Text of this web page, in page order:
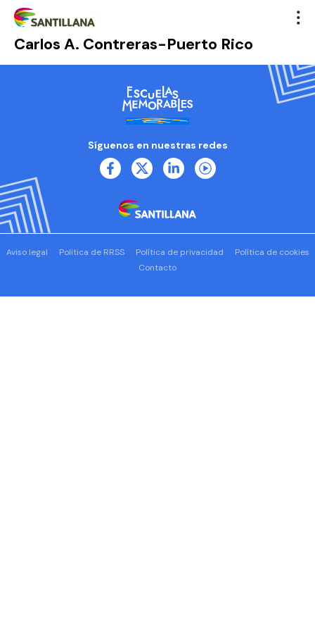
Carlos A. Contreras-Puerto Rico
Síguenos en nuestras redes
Aviso legal Política de RRSS Política de privacidad
Política de cookies
Contacto